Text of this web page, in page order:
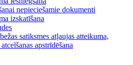
nepieciešamie dokumenti
izskatīšana
satiksmes atļaujas atteikuma,
apstrīdēšana